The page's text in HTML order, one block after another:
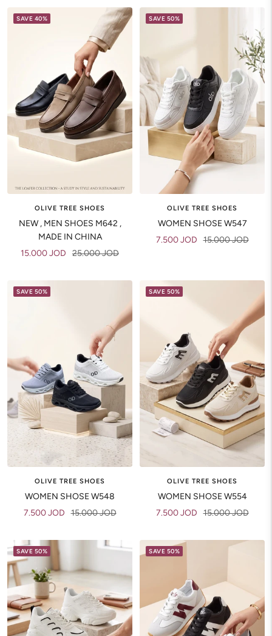
SAVE 40%
OLIVE TREE SHOES
NEW , MEN SHOES M642 ,
MADE IN CHINA
Sale
15.000 JOD
Regular
25.000 JOD
SAVE 50%
OLIVE TREE SHOES
WOMEN SHOSE W547
Sale
7.500 JOD Regular
15.000 JOD
SAVE 50%
OLIVE TREE SHOES
WOMEN SHOSE W548
Sale
7.500 JOD Regular
15.000 JOD
SAVE 50%
OLIVE TREE SHOES
WOMEN SHOSE W554
Sale
7.500 JOD Regular
15.000 JOD
SAVE 50% SAVE 50%